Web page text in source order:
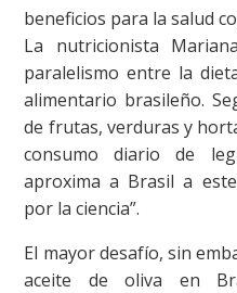
beneficios para la salud
La nutricionista
paralelismo entre la
alimentario brasileño.
de frutas, verduras y
consumo diario de
aproxima a Brasil a
por la ciencia”.
El mayor desafío, sin
aceite de oliva en